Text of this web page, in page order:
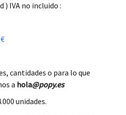
) IVA no incluido :
cantidades o para lo que
a hola@popy.es
unidades.